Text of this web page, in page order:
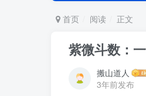
首页 阅读 正文
紫微斗数：
搬山道人
3年前发布